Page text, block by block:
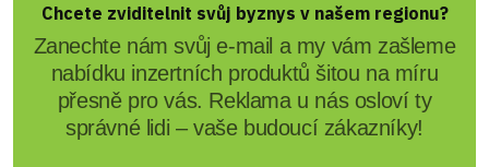
Chcete zviditelnit svůj byznys v našem regionu?
Zanechte nám svůj e-mail a my vám zašleme
nabídku inzertních produktů šitou na míru
přesně pro vás. Reklama u nás osloví ty
správné lidi – vaše budoucí zákazníky!